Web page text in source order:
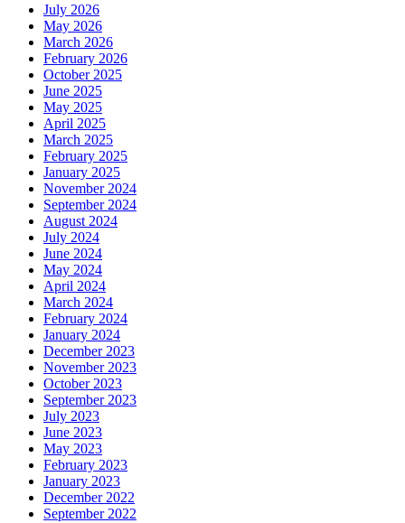
July 2026
May 2026
March 2026
February 2026
October 2025
June 2025
May 2025
April 2025
March 2025
February 2025
January 2025
November 2024
September 2024
August 2024
July 2024
June 2024
May 2024
April 2024
March 2024
February 2024
January 2024
December 2023
November 2023
October 2023
September 2023
July 2023
June 2023
May 2023
February 2023
January 2023
December 2022
September 2022